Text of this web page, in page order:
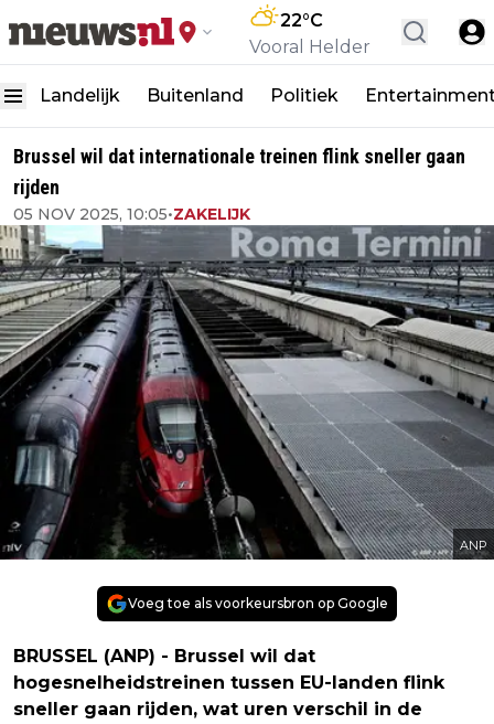
22°C
Vooral Helder
Landelijk Buitenland Politiek
Brussel wil dat internationale treinen flink sneller gaan
rijden
05 NOV 2025, 10:05•ZAKELIJK
ANP
Voeg toe als voorkeursbron op Google
BRUSSEL (ANP) - Brussel wil dat
hogesnelheidstreinen tussen EU-landen flink
sneller gaan rijden, wat uren verschil in de